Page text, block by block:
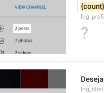
{count}
?